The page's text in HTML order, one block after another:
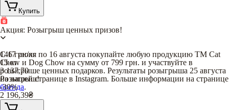
Купить
Акция: Розыгрыш ценных призов!
С 17 июля по 16 августа покупайте любую продукцию TM Cat
Chow и Dog Chow на сумму от 799 грн. и участвуйте в
розыгрыше ценных подарков. Результаты розыгрыша 25 августа
на нашей странице в Instagram. Больше информации на странице
бренда.
146грн/кг
15 кг
3 137,70
Розыгрыш!
-30%
2 196,39₴